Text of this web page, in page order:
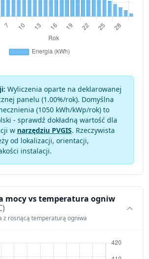
Wyliczenia oparte na deklarowanej
panelu (1.00%/rok). Domyślna
(1050 kWh/kWp/rok) to
- sprawdź dokładną wartość dla
w narzędziu PVGIS. Rzeczywista
od lokalizacji, orientacji,
instalacji.
mocy vs temperatura ogniw
z rosnącą temperaturą ogniwa